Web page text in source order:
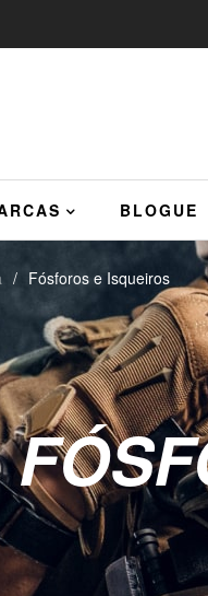
BLOGUE
/ Fósforos e Isqueiros